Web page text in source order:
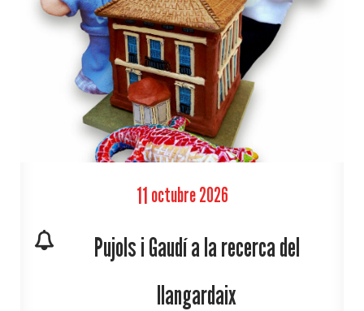
11 octubre2026
Pujols i Gaudí a la recerca del
llangardaix